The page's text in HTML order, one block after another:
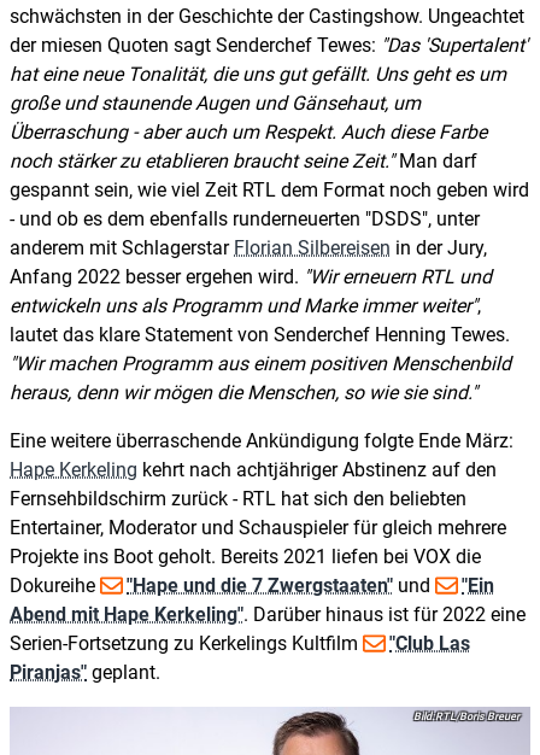
schwächsten in der Geschichte der Castingshow. Ungeachtet
der miesen Quoten sagt Senderchef Tewes: Das 'Supertalent'
hat eine neue Tonalität, die uns gut gefällt. Uns geht es um
große und staunende Augen und Gänsehaut, um
Überraschung - aber auch um Respekt. Auch diese Farbe
noch stärker zu etablieren braucht seine Zeit. Man darf
gespannt sein, wie viel Zeit RTL dem Format noch geben wird
- und ob es dem ebenfalls runderneuerten "DSDS", unter
anderem mit Schlagerstar Florian Silbereisen in der Jury,
Anfang 2022 besser ergehen wird. Wir erneuern RTL und
entwickeln uns als Programm und Marke immer weiter ,
lautet das klare Statement von Senderchef Henning Tewes.
Wir machen Programm aus einem positiven Menschenbild
heraus, denn wir mögen die Menschen, so wie sie sind.
Eine weitere überraschende Ankündigung folgte Ende März:
Hape Kerkeling kehrt nach achtjähriger Abstinenz auf den
Fernsehbildschirm zurück - RTL hat sich den beliebten
Entertainer, Moderator und Schauspieler für gleich mehrere
Projekte ins Boot geholt. Bereits 2021 liefen bei VOX die
Dokureihe
"Hape und die 7 Zwergstaaten" und
"Ein
Abend mit Hape Kerkeling". Darüber hinaus ist für 2022 eine
Serien-Fortsetzung zu Kerkelings Kultfilm
"Club Las
Piranjas" geplant.
RTL/Boris Breuer